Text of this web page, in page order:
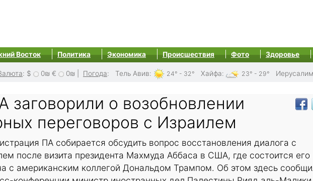
Восток Политика Экономика Происшествия Фото Здоровье
: $ 0₪ € 0₪ Погода: Тель Авив: 24° - 32° Хайфа: 23° - 29° Иерусалим
заговорили о возобновлении
переговоров с Израилем
ПА собирается обсудить вопрос восстановления диалога с
после визита президента Махмуда Аббаса в США, где состоится его
с американским коллегой Дональдом Трампом. Об этом здесь